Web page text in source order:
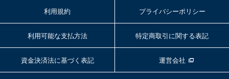
利用規約 プライバシーポリシー
利用可能な支払方法 特定商取引に関する表記
資金決済法に基づく表記 運営会社